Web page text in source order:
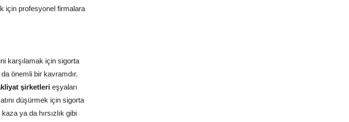
için profesyonel firmalara
karşılamak için sigorta
önemli bir kavramdır.
şirketleri eşyaları
düşürmek için sigorta
ya da hırsızlık gibi